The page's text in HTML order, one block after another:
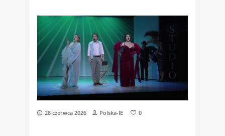
28 czerwca 2026 Polska-IE 0